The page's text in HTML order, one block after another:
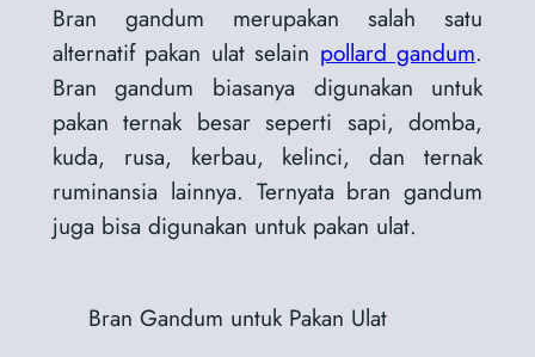
Bran gandum merupakan salah satu
alternatif pakan ulat selain pollard gandum.
Bran gandum biasanya digunakan untuk
pakan ternak besar seperti sapi, domba,
kuda, rusa, kerbau, kelinci, dan ternak
ruminansia lainnya. Ternyata bran gandum
juga bisa digunakan untuk pakan ulat.
Bran Gandum untuk Pakan Ulat